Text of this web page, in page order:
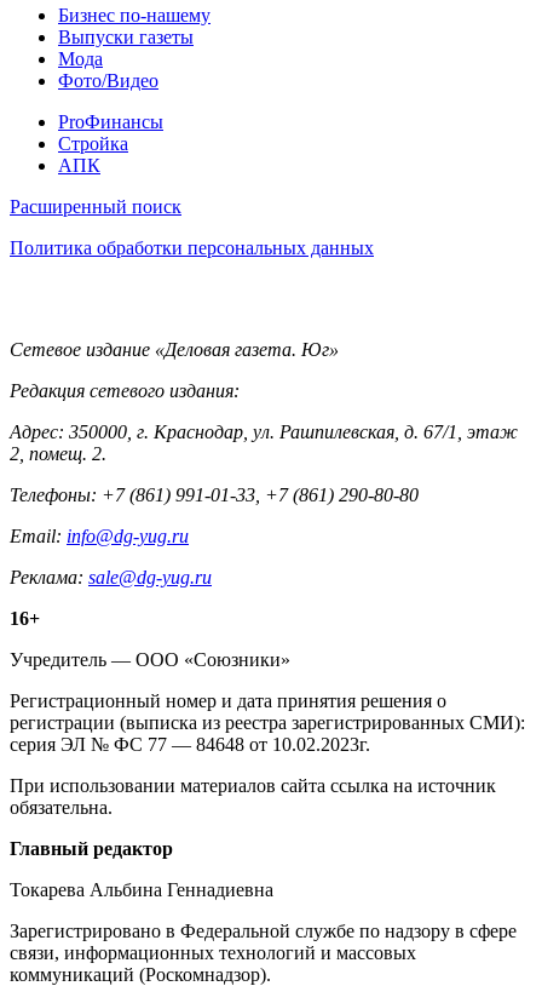
Разное
Бизнес по-нашему
Выпуски газеты
Мода
Фото/Видео
Pro
ProФинансы
Стройка
АПК
Информация
Расширенный поиск
Политика обработки персональных данных
Контакты
Сетевое издание «Деловая газета. Юг»
Редакция сетевого издания:
Адрес: 350000, г. Краснодар, ул. Рашпилевская, д. 67/1, этаж
2, помещ. 2.
Телефоны: +7 (861) 991-01-33, +7 (861) 290-80-80
Email: info@dg-yug.ru
Реклама: sale@dg-yug.ru
Информация
о
издании
16+
Учредитель — ООО «Союзники»
Регистрационный номер и дата принятия решения о
регистрации (выписка из реестра зарегистрированных СМИ):
серия ЭЛ № ФС 77 — 84648 от 10.02.2023г.
При использовании материалов сайта ссылка на источник
обязательна.
Редакция
Главный редактор
Токарева Альбина Геннадиевна
Зарегистрировано в Федеральной службе по надзору в сфере
связи, информационных технологий и массовых
коммуникаций (Роскомнадзор).